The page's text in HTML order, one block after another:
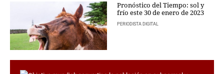
ESCAPARATE
24X7
LA RETAGUARDIA
LA BURBUJA
Pronóstico del Tiempo: sol y
frío este 30 de enero de 2023
PERIODISTA DIGITAL